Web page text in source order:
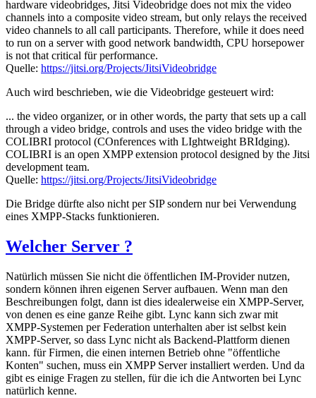
hardware videobridges, Jitsi Videobridge does not mix the video
channels into a composite video stream, but only relays the received
video channels to all call participants. Therefore, while it does need
to run on a server with good network bandwidth, CPU horsepower
is not that critical für performance.
Quelle: https://jitsi.org/Projects/JitsiVideobridge
Auch wird beschrieben, wie die Videobridge gesteuert wird:
... the video organizer, or in other words, the party that sets up a call
through a video bridge, controls and uses the video bridge with the
COLIBRI protocol (COnferences with LIghtweight BRIdging).
COLIBRI is an open XMPP extension protocol designed by the Jitsi
development team.
Quelle: https://jitsi.org/Projects/JitsiVideobridge
Die Bridge dürfte also nicht per SIP sondern nur bei Verwendung
eines XMPP-Stacks funktionieren.
Welcher Server ?
Natürlich müssen Sie nicht die öffentlichen IM-Provider nutzen,
sondern können ihren eigenen Server aufbauen. Wenn man den
Beschreibungen folgt, dann ist dies idealerweise ein XMPP-Server,
von denen es eine ganze Reihe gibt. Lync kann sich zwar mit
XMPP-Systemen per Federation unterhalten aber ist selbst kein
XMPP-Server, so dass Lync nicht als Backend-Plattform dienen
kann. für Firmen, die einen internen Betrieb ohne "öffentliche
Konten" suchen, muss ein XMPP Server installiert werden. Und da
gibt es einige Fragen zu stellen, für die ich die Antworten bei Lync
natürlich kenne.